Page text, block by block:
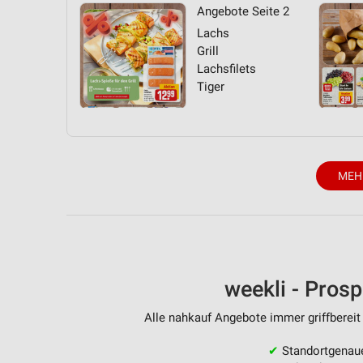
Angebote Seite 2
Lachs
Grill
Lachsfilets
Tiger
weekli -
Alle nahkauf Angebote immer
✔